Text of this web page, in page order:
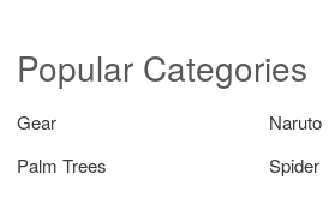
Popular Categories
Gear
Naruto
Palm Trees
Spider